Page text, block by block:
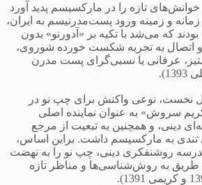
تازه را در مارکسیسم پدید آورد
و زمینه ورود پست‌مدرنیسم به ایران،
که می‌شد با تکیه بر «آدورنو» بدون
و اتصال به تجربه شکست خورده شوروی،
عرفانی یا نسبی‌گرای پست مدرن
نخست، نوعی واکنش برای چپ نو در
سروش» به عنوان نماینده اصلی
دینی، و همچنین به تبعیت از مرجع
تندی به مارکسیسم داشت. براین اساس،
مدرسه روشنفکری دینی، چپ نو را به نهضت
طریق به روش‌شناسی‌ها و مناظر تازه